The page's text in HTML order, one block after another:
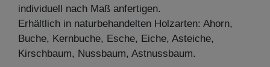
individuell nach Maß anfertigen.
Erhältlich in naturbehandelten Holzarten: Ahorn,
Buche, Kernbuche, Esche, Eiche, Asteiche,
Kirschbaum, Nussbaum, Astnussbaum.